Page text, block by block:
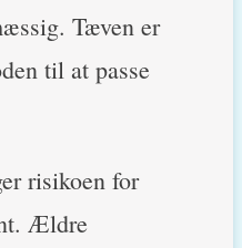
Tæven er
til at passe
risikoen for
Ældre